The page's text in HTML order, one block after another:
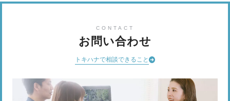
CONTACT
お問い合わせ
トキハナで相談できること